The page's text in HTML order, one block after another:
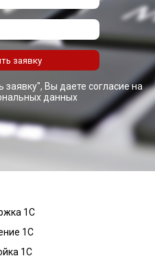
Вы даете согласие на
данных
1С
1С
1С